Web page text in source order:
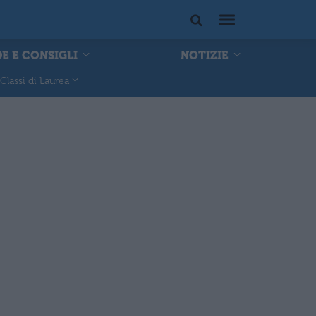
E CONSIGLI NOTIZIE
Classi di Laurea